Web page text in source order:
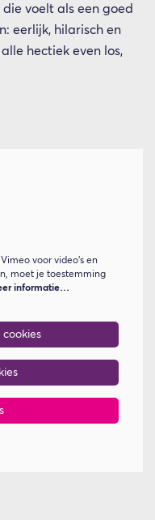
voelt als een goed
eerlijk, hilarisch en
hectiek even los,
voor video's en
moet je toestemming
informatie…